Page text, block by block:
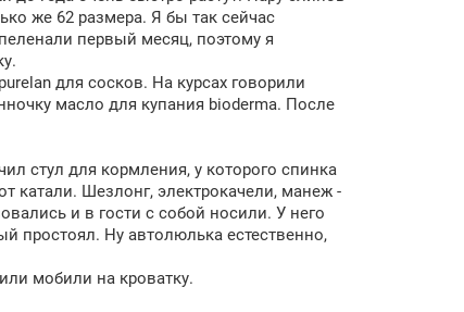
же 62 размера. Я бы так сейчас
первый месяц, поэтому я
для сосков. На курсах говорили
масло для купания bioderma. После
стул для кормления, у которого спинка
катали. Шезлонг, электрокачели, манеж -
и в гости с собой носили. У него
простоял. Ну автолюлька естественно,
мобили на кроватку.